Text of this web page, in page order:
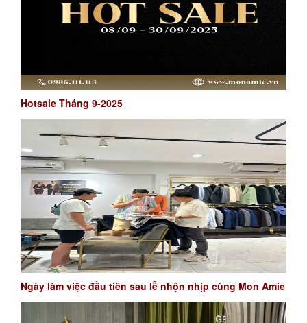
Hotsale Tháng 9-2025
Ngày làm việc đầu tiên sau lễ nhộn nhịp cùng Mon Amie